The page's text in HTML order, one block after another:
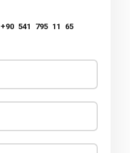
+90 541 795 11 65